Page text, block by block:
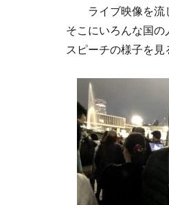
ライブ映像を流
そこにいろんな国の
スピーチの様子を見